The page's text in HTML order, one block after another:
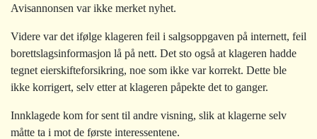
Avisannonsen var ikke merket nyhet.
Videre var det ifølge klageren feil i salgsoppgaven på internett, feil
borettslagsinformasjon lå på nett. Det sto også at klageren hadde
tegnet eierskifteforsikring, noe som ikke var korrekt. Dette ble
ikke korrigert, selv etter at klageren påpekte det to ganger.
Innklagede kom for sent til andre visning, slik at klagerne selv
måtte ta i mot de første interessentene.